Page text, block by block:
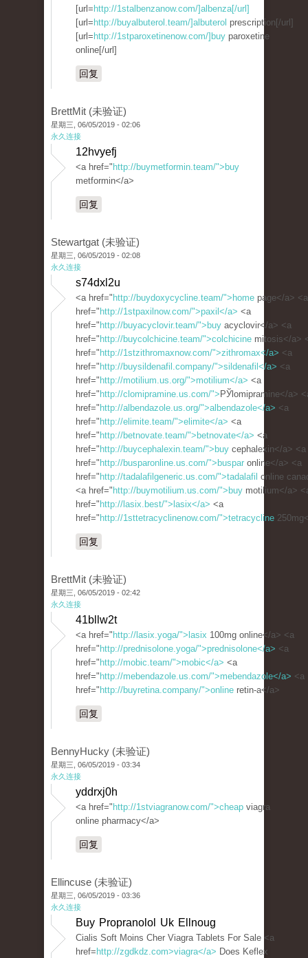
[url= http://1stalbenzanow.com/]albenza[/url]
[url= http://buyalbuterol.team/]albuterol prescription[/url]
[url= http://1stparoxetinenow.com/]buy paroxetine
online[/url]
回复
BrettMit (未验证)
星期三, 06/05/2019 - 02:06
永久连接
12hvyefj
<a href=" http://buymetformin.team/">buy
metformin</a>
回复
Stewartgat (未验证)
星期三, 06/05/2019 - 02:08
永久连接
s74dxl2u
<a href=" http://buydoxycycline.team/">home page</a> <a
href=" http://1stpaxilnow.com/">paxil</a> <a
href=" http://buyacyclovir.team/">buy acyclovir</a> <a
href=" http://buycolchicine.team/">colchicine mitosis</a>
href=" http://1stzithromaxnow.com/">zithromax</a> <a
href=" http://buysildenafil.company/">sildenafil</a> <a
href=" http://motilium.us.org/">motilium</a> <a
href=" http://clomipramine.us.com/"> РЎlomipramine</a>
href=" http://albendazole.us.org/">albendazole</a> <a
href=" http://elimite.team/">elimite</a> <a
href=" http://betnovate.team/">betnovate</a> <a
href=" http://buycephalexin.team/">buy cephalexin</a> <a
href=" http://busparonline.us.com/">buspar online</a> <a
href=" http://tadalafilgeneric.us.com/">tadalafil online
<a href=" http://buymotilium.us.com/">buy motilium</a>
href=" http://lasix.best/">lasix</a> <a
href=" http://1sttetracyclinenow.com/">tetracycline
回复
BrettMit (未验证)
星期三, 06/05/2019 - 02:42
永久连接
41bllw2t
<a href=" http://lasix.yoga/">lasix 100mg online</a> <a
href=" http://prednisolone.yoga/">prednisolone</a> <a
href=" http://mobic.team/">mobic</a> <a
href=" http://mebendazole.us.com/">mebendazole</a> <a
href=" http://buyretina.company/">online retin-a</a>
回复
BennyHucky (未验证)
星期三, 06/05/2019 - 03:34
永久连接
yddrxj0h
<a href=" http://1stviagranow.com/">cheap viagra
online pharmacy</a>
回复
Ellincuse (未验证)
星期三, 06/05/2019 - 03:36
永久连接
Buy Propranolol Uk Ellnoug
Cialis Soft Moins Cher Viagra Tablets For Sale <a
href= http://zgdkdz.com>viagra</a> Does Keflex